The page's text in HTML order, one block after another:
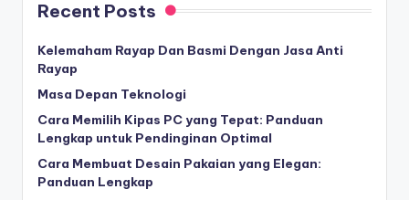
Recent Posts
Kelemaham Rayap Dan Basmi Dengan Jasa Anti
Rayap
Masa Depan Teknologi
Cara Memilih Kipas PC yang Tepat: Panduan
Lengkap untuk Pendinginan Optimal
Cara Membuat Desain Pakaian yang Elegan:
Panduan Lengkap